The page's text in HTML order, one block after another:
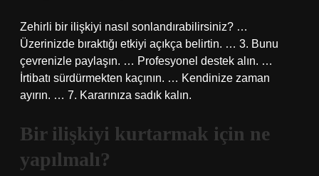
Zehirli bir ilişkiyi nasıl sonlandırabilirsiniz? …
Üzerinizde bıraktığı etkiyi açıkça belirtin. … 3. Bunu
çevrenizle paylaşın. … Profesyonel destek alın. …
İrtibatı sürdürmekten kaçının. … Kendinize zaman
ayırın. … 7. Kararınıza sadık kalın.
Bir ilişkiyi kurtarmak için ne
yapılmalı?